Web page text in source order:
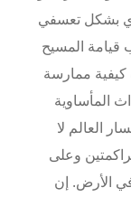
بشكل تعسفي
قيامة المسيح
ممارسة
المأساوية
العالم لا
وعلى
الأرض. إن